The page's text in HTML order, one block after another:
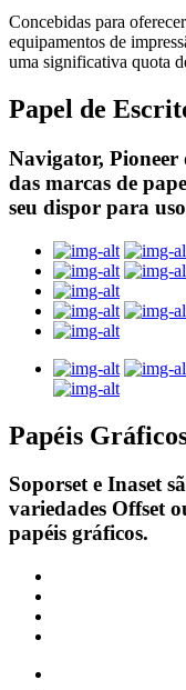
Concebidas para
equipamentos de
uma significativa quota
Papel de
Navigator, Pioneer
das marcas de
seu dispor para
Papéis
Soporset e Inaset
variedades Offset
papéis gráficos.